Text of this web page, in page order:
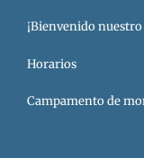
¡Bienvenido
Horarios
Campamento de